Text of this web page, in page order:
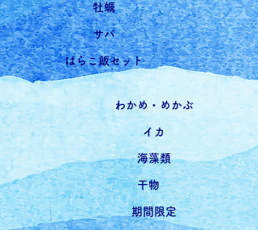
牡蠣
サバ
はらこ飯セット
わかめ・めかぶ
イカ
海藻類
干物
期間限定